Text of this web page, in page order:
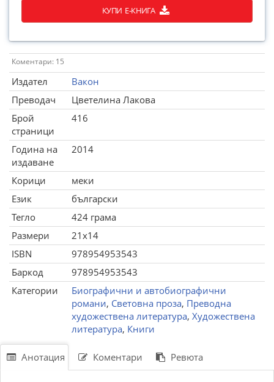
КУПИ Е-КНИГА
Коментари: 15
Издател
Вакон
Преводач
Цветелина Лакова
Брой
страници
416
Година на
издаване
2014
Корици
меки
Език
български
Тегло
424 грама
Размери
21x14
ISBN
978954953543
Баркод
978954953543
Категории
Биографични и автобиографични
романи, Световна проза, Преводна
художествена литература, Художествена
литература, Книги
Анотация Коментари Ревюта